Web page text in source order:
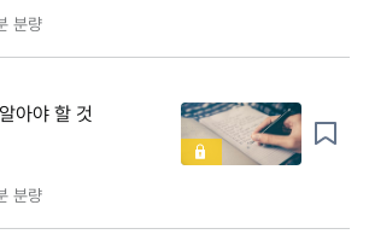
분량
아야 할 것
분량